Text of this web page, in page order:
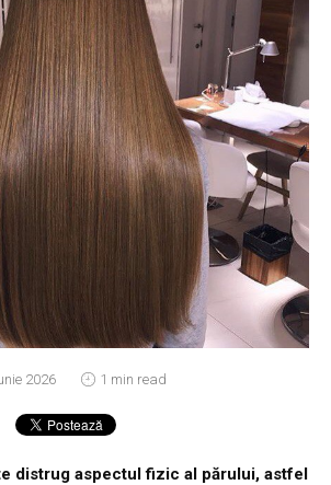
2026 1 min read
distrug aspectul fizic al părului, astfel